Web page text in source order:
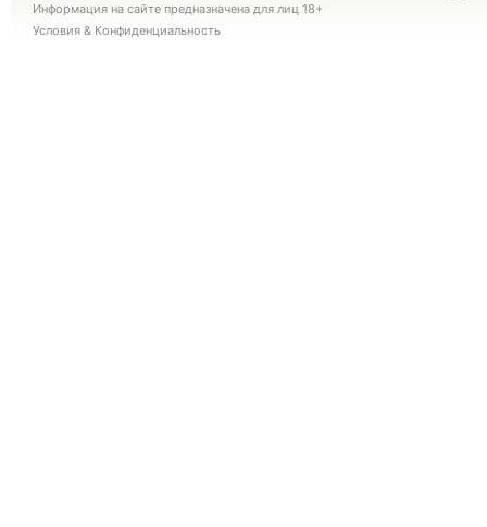
Информация на сайте предназначена для лиц 18+
Условия & Конфиденциальность